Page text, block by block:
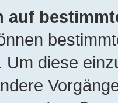
auf
Um diese